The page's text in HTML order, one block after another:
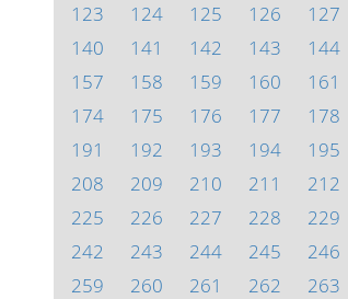
123
124 125 126 127
140
141 142 143 144
157
158 159 160 161
174
175 176 177 178
191
192 193 194 195
208
209 210 211 212
225
226 227 228 229
242
243 244 245 246
259
260 261 262 263